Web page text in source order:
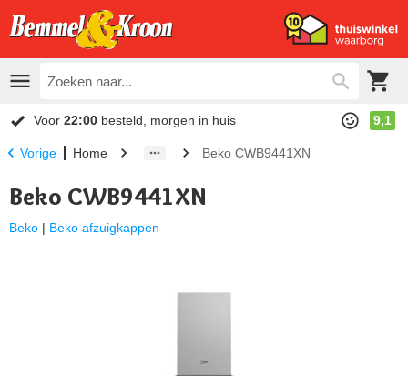
Voor 22:00 besteld, morgen in huis 9,1
Vorige Home Beko CWB9441XN
Beko CWB9441XN
Beko | Beko afzuigkappen